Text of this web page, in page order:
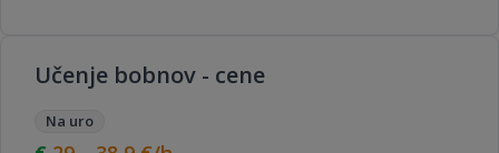
Učenje bobnov - cene
Na uro